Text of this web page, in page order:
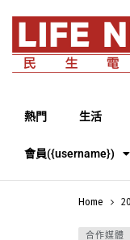
熱門 生活
會員({username})
Home
合作媒體